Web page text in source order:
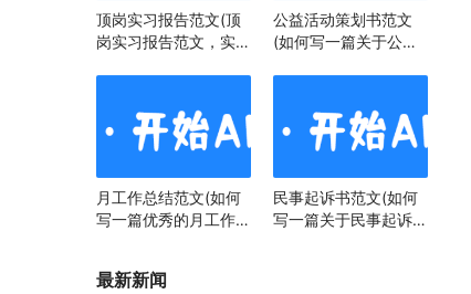
顶岗实习报告范文(顶
岗实习报告范文，实习
公益活动策划书范文
(如何写一篇关于公益
月工作总结范文(如何
写一篇优秀的月工作总
民事起诉书范文(如何
写一篇关于民事起诉书
最新新闻